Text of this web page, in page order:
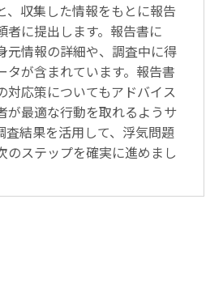
、収集した情報をもとに報告
者に提出します。報告書に
元情報の詳細や、調査中に得
タが含まれています。報告書
対応策についてもアドバイス
が最適な行動を取れるようサ
査結果を活用して、浮気問題
のステップを確実に進めまし